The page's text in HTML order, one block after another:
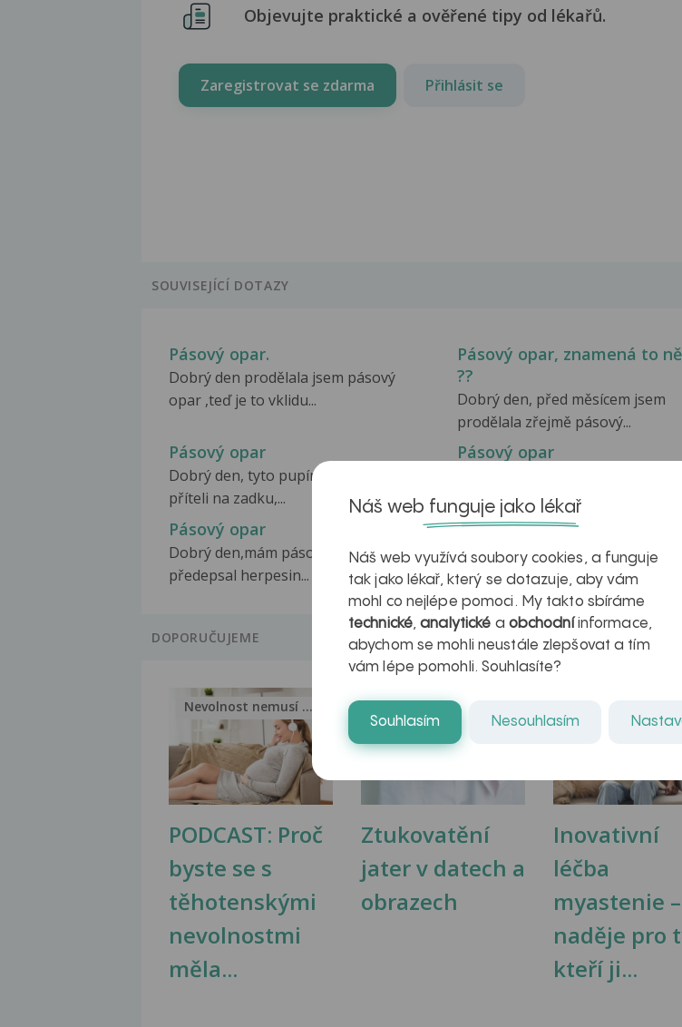
Objevujte praktické a ověřené tipy od lékařů.
Zaregistrovat se zdarma Přihlásit se
SOUVISEJÍCÍ DOTAZY
Pásový opar.
Dobrý den prodělala jsem pásový
opar ,teď je to vklidu...
Pásový opar, znamená to
??
Dobrý den, před měsícem jsem
prodělala zřejmě pásový...
Pásový opar
Dobrý den, tyto pupínky se objevují
příteli na zadku,...
Pásový opar
Neštovice ještě neprodělala....
Pásový opar
Dobrý den,mám pásový opar,lékař mi
předepsal herpesin...
IgM a pásový opar
Dobrý den, ovlivnuje pásový opar i
výši IgM? ( při...
DOPORUČUJEME
PODCAST: Proč
byste se s
těhotenskými
nevolnostmi
měla...
Nevolnost nemusí být nutnou...
Ztukovatění
jater v datech a
obrazech
Jak na zdravá játra?
Inovativní
léčba
myastenie –
naděje pro
kteří ji...
Náš web funguje jako lékař
Náš web využívá soubory cookies, a funguje
tak jako lékař, který se dotazuje, aby vám
mohl co nejlépe pomoci. My takto sbíráme
technické,analytické a obchodníinformace,
abychom se mohli neustále zlepšovat a tím
vám lépe pomohli. Souhlasíte?
Souhlasím Nesouhlasím